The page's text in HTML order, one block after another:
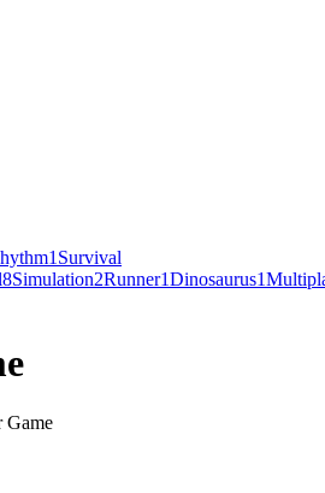
1 Survival
8Simulation2Runner1Dinosaurus1
Game